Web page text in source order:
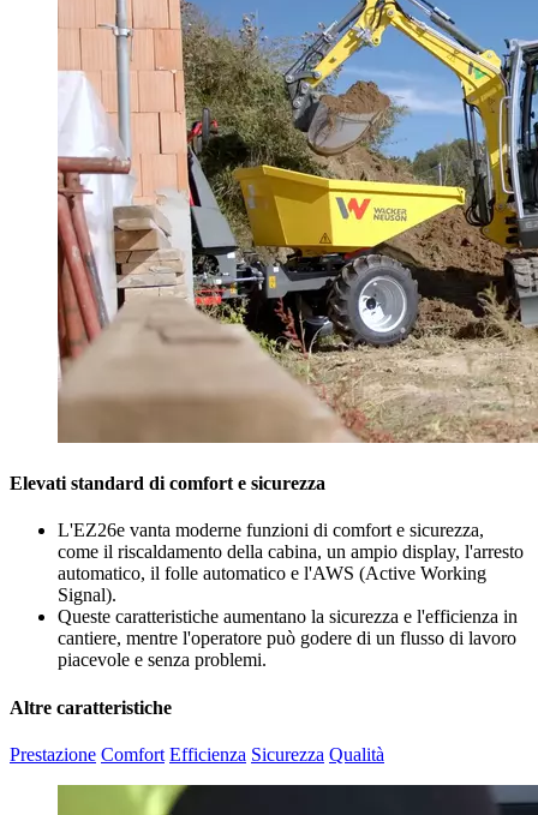
Elevati standard di comfort e sicurezza
L'EZ26e vanta moderne funzioni di comfort e sicurezza,
come il riscaldamento della cabina, un ampio display, l'arresto
automatico, il folle automatico e l'AWS (Active Working
Signal).
Queste caratteristiche aumentano la sicurezza e l'efficienza in
cantiere, mentre l'operatore può godere di un flusso di lavoro
piacevole e senza problemi.
Altre caratteristiche
Prestazione Comfort Efficienza Sicurezza Qualità